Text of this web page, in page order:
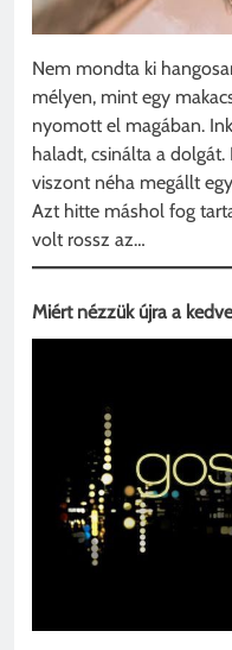
Nem mondta ki
mélyen, mint egy
nyomott el magában.
haladt, csinálta a
viszont néha megállt
Azt hitte máshol fog
volt rossz az…
Miért nézzük újra a